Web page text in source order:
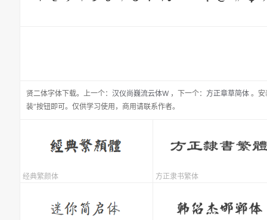
贤二体字体下载。 上一个： 汉仪尚巍流云体W ， 下一个： 方正章草简体 。安
装”按钮即可。仅供学习使用，商用请联系作者。
经典繁颜体 方正隶书繁体